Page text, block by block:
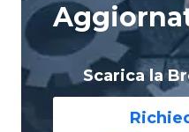
Scarica la